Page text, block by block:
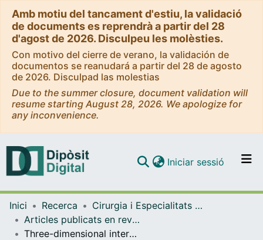
Amb motiu del tancament d'estiu, la validació
de documents es reprendrà a partir del 28
d'agost de 2026. Disculpeu les molèsties.
Con motivo del cierre de verano, la validación de
documentos se reanudará a partir del 28 de agosto
de 2026. Disculpad las molestias
Due to the summer closure, document validation will
resume starting August 28, 2026. We apologize for
any inconvenience.
Navega per tot el DD
Iniciar sessió (current)
Inici Recerca
Cirurgia i Especialitats Medicoquirúrgiques
Articles publicats en revistes (Cirurgia i Especialitats Medicoquirúrgiques)
Three-dimensional interactive model of lumbar spinal structures